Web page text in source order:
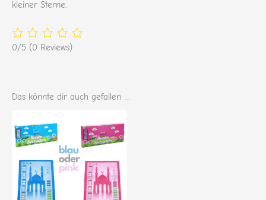
kleiner Sterne.
0/5 (0 Reviews)
Das könnte dir auch gefallen …